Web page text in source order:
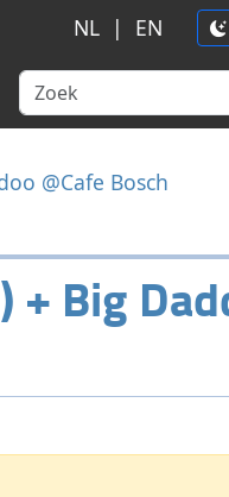
NL | EN
@Cafe Bosch
+ Big